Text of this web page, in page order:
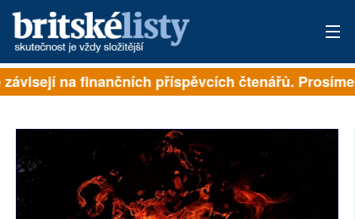
PŘIHLÁSIT
ARCHIV
ROZHOVORY
na finančních příspěvcích čtenářů.